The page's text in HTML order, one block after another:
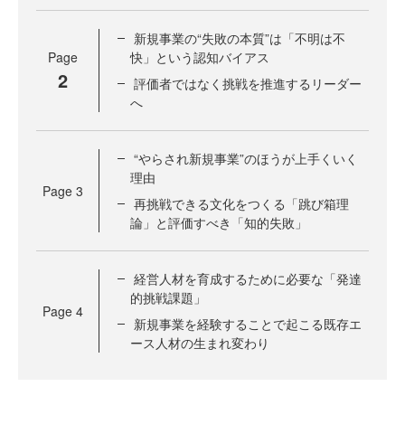
Page
2
新規事業の“失敗の本質”は「不明は不
快」という認知バイアス
評価者ではなく挑戦を推進するリーダー
へ
Page 3
“やらされ新規事業”のほうが上手くいく
理由
再挑戦できる文化をつくる「跳び箱理
論」と評価すべき「知的失敗」
Page 4
経営人材を育成するために必要な「発達
的挑戦課題」
新規事業を経験することで起こる既存エ
ース人材の生まれ変わり